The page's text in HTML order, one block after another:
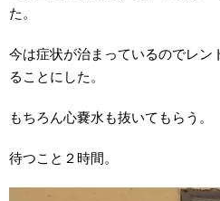
た。
今は症状が治まっているのでレン
ることにした。
もちろん心嚢水も抜いてもらう。
待つこと２時間。